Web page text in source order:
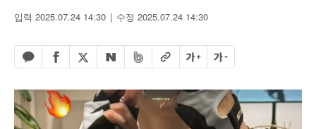
입력 2025.07.24 14:30 수정 2025.07.24 14:30
카카오톡 공유하기
페이스북 공유하기
엑스 공유하기
네이버 공유하기
밴드 공유하기
URL복사글자 크게글자 작게